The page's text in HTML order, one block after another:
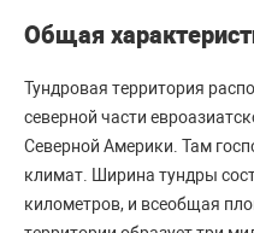
Общая
Тундровая территория
северной части
Северной Америки. Там
климат. Ширина тундры
километров, и всеобщая